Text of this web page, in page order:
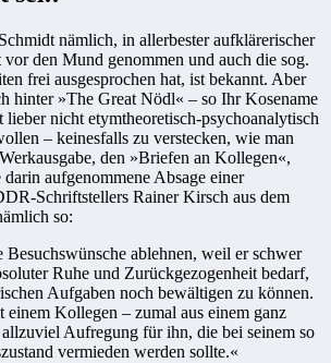
nämlich, in allerbester aufklärerischer
den Mund genommen und auch die sog.
frei ausgesprochen hat, ist bekannt. Aber
hinter »The Great Nödl« – so Ihr Kosename
nicht etymtheoretisch-psychoanalytisch
– keinesfalls zu verstecken, wie man
den »Briefen an Kollegen«,
aufgenommene Absage einer
Schriftstellers Rainer Kirsch aus dem
so:
ablehnen, weil er schwer
Ruhe und Zurückgezogenheit bedarf,
Aufgaben noch bewältigen zu können.
einem Kollegen – zumal aus einem ganz
Aufregung für ihn, die bei seinem so
vermieden werden sollte.«